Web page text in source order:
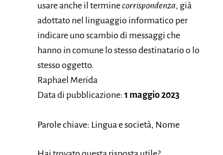
usare anche il terminecorrispondenza, già
adottato nel linguaggio informatico per
indicare uno scambio di messaggi che
hanno in comune lo stesso destinatario o lo
stesso oggetto.
Raphael Merida
Data di pubblicazione: 1 maggio 2023
Parole chiave: Lingua e società, Nome